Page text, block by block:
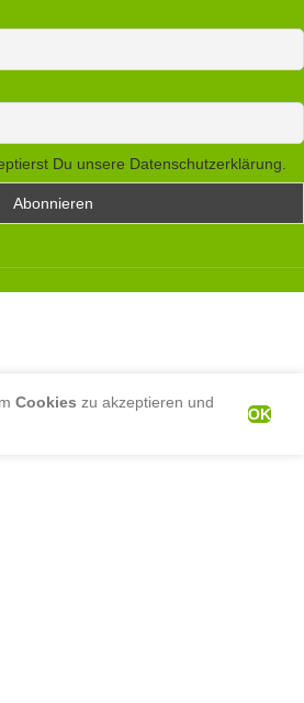
Du unsere Datenschutzerklärung.
Cookies zu akzeptieren und
OK